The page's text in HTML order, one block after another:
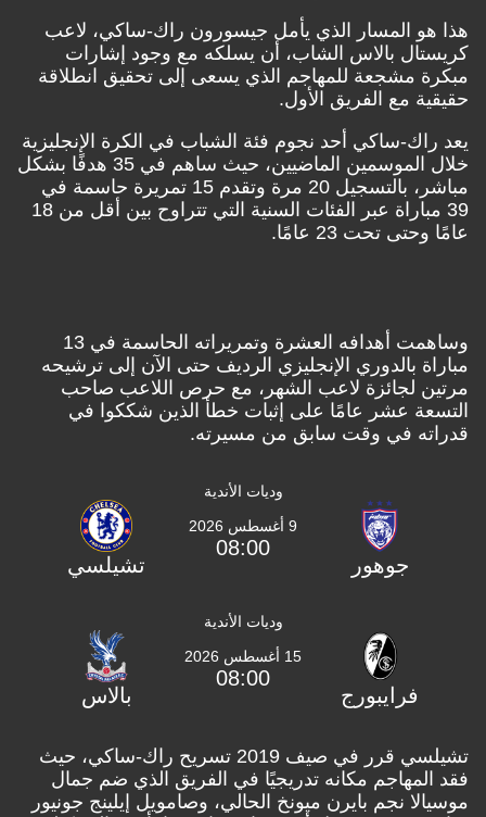
المسار الذي يأمل جيسورون راك-ساكي، لاعب
بالاس الشاب، أن يسلكه مع وجود إشارات
مشجعة للمهاجم الذي يسعى إلى تحقيق انطلاقة
مع الفريق الأول.
ساكي أحد نجوم فئة الشباب في الكرة الإنجليزية
خلال الموسمين الماضيين، حيث ساهم في 35 هدفًا بشكل
مباشر، بالتسجيل 20 مرة وتقدم 15 تمريرة حاسمة في
39 مباراة عبر الفئات السنية التي تتراوح بين أقل من 18
تحت 23 عامًا.
وساهمت أهدافه العشرة وتمريراته الحاسمة في 13
بالدوري الإنجليزي الرديف حتى الآن إلى ترشيحه
لجائزة لاعب الشهر، مع حرص اللاعب صاحب
عشر عامًا على إثبات خطأ الذين شككوا في
في وقت سابق من مسيرته.
وديات الأندية
تشيلسي
وديات الأندية
فرايبورج
تشيلسي قرر في صيف 2019 تسريح راك-ساكي، حيث
مكانه تدريجيًا في الفريق الذي ضم جمال
نجم بايرن ميونخ الحالي، وصامويل إيلينج جونيور